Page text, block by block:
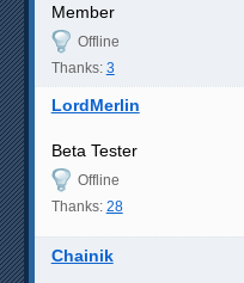
Member
Offline
Thanks: 3
LordMerlin
Beta Tester
Offline
Thanks: 28
Chainik